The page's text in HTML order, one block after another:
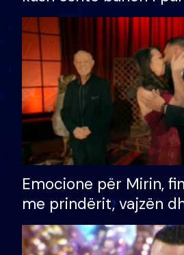
shtëpinë dhe humb
të fituar çmimin e
Emocione për Mirin,
me prindërit, vajzën
bashkëshorten:
divorci apo jo?